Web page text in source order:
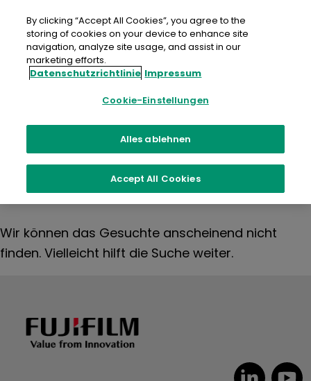
Inhalt
springen
Nichts
gefunden
Wir können das Gesuchte anscheinend nicht
finden. Vielleicht hilft die Suche weiter.
By clicking “Accept All Cookies”, you agree to the
storing of cookies on your device to enhance site
navigation, analyze site usage, and assist in our
marketing efforts.
Datenschutzrichtlinie Impressum
Cookie-Einstellungen
Alles ablehnen
Accept All Cookies